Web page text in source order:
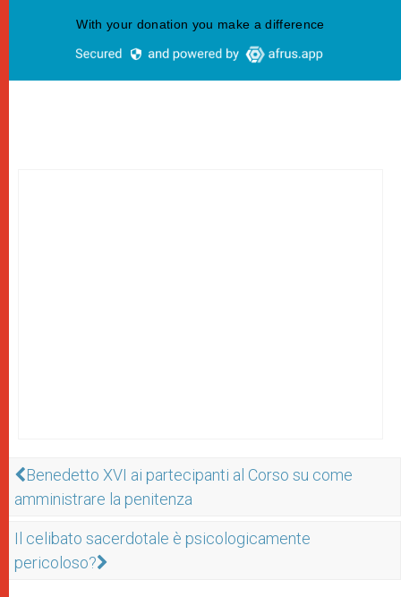
Benedetto XVI ai partecipanti al Corso su come
amministrare la penitenza
Il celibato sacerdotale è psicologicamente
pericoloso?